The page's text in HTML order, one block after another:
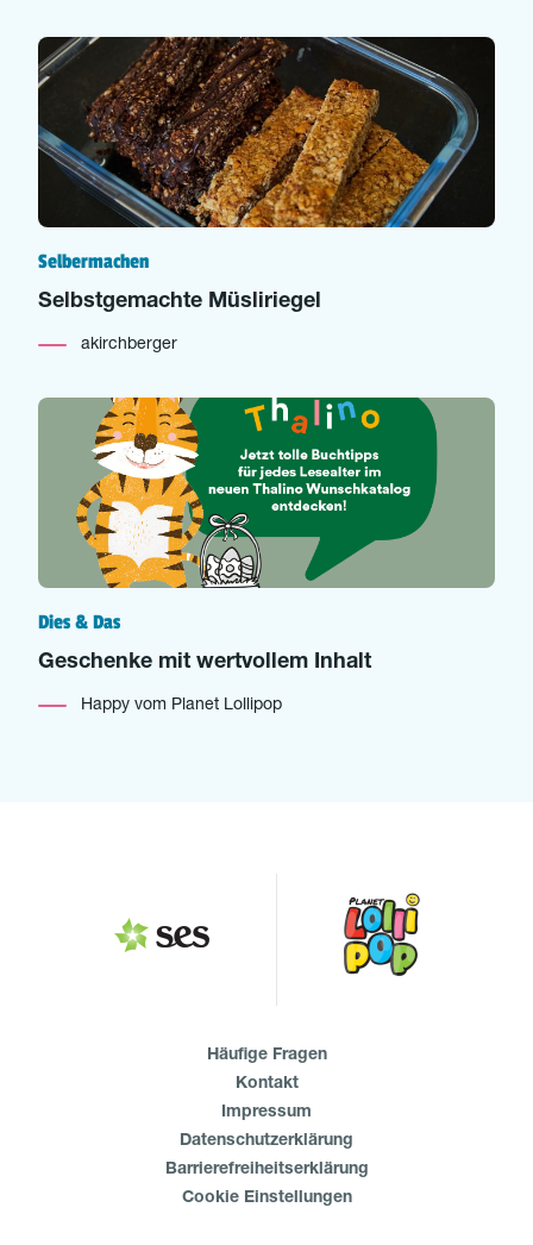
Selbermachen
Selbstgemachte Müsliriegel
akirchberger
Dies & Das
Geschenke mit wertvollem Inhalt
Happy vom Planet Lollipop
Häufige Fragen
Kontakt
Impressum
Datenschutzerklärung
Barrierefreiheitserklärung
Cookie Einstellungen